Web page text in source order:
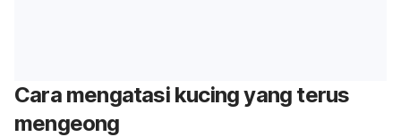
Cara mengatasi kucing yang terus
mengeong